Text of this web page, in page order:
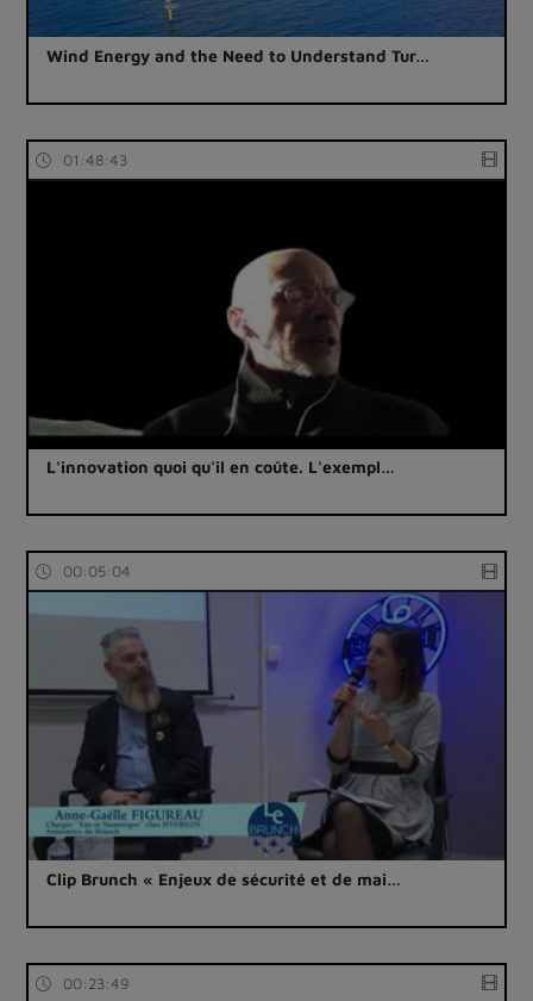
Wind Energy and the Need to Understand Tur…
01:48:43
L'innovation quoi qu'il en coûte. L'exempl…
00:05:04
Clip Brunch « Enjeux de sécurité et de mai…
00:23:49